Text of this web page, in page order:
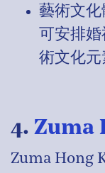
藝術文
可安排
術文化元
4. Zuma
Zuma Hong